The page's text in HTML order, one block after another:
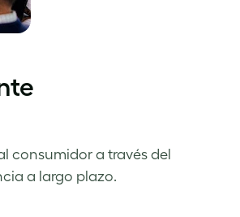
consumidor a través del
a largo plazo.